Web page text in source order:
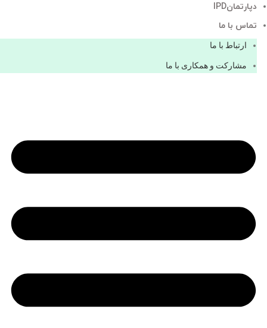
دپارتمانIPD
تماس با ما
ارتباط با ما
مشاركت و همكاری با ما